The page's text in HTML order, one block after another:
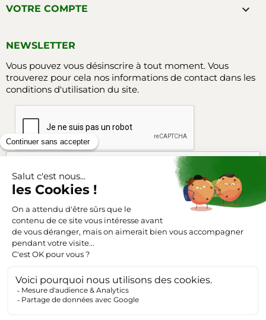
VOTRE COMPTE 
NEWSLETTER
Vous pouvez vous désinscrire à tout moment. Vous
trouverez pour cela nos informations de contact dans les
conditions d'utilisation du site.
SUIVEZ-NOUS
Mentions légales
Conditions générales de vente